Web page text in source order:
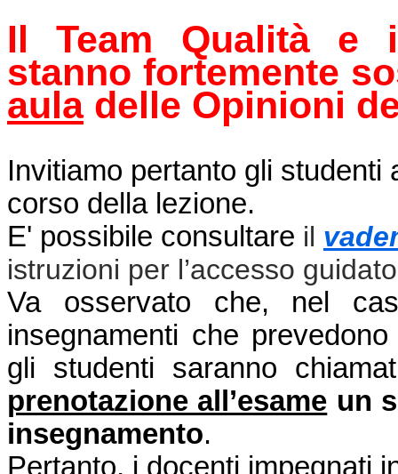
Il Team Qualità e
stanno fortemente
auladelle Opinioni
Invitiamo pertanto gli
corso della lezione.
E' possibile consultare il
istruzioni per l’accesso
Va osservato che, nel
insegnamenti che
gli studenti saranno
prenotazione all’esame un
insegnamento.
Pertanto, i docenti impegnati